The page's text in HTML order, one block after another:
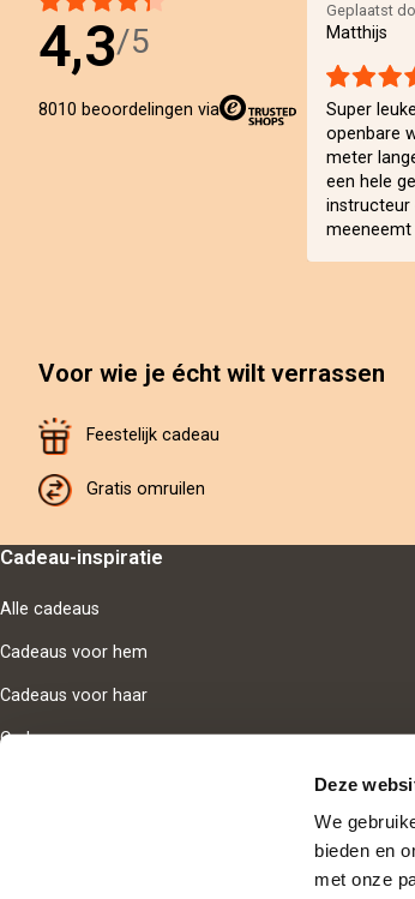
Deze
We
bieden en
met onze
4,3/5
8010 beoordelingen via
Geplaatst
Matthijs
Super
openbare
meter
een hele
instructeur
meeneemt
Voor wie je écht wilt verrassen
Feestelijk cadeau
Gratis omruilen
Cadeau-inspiratie
Alle cadeaus
Cadeaus voor hem
Cadeaus voor haar
Cadeaus voor samen